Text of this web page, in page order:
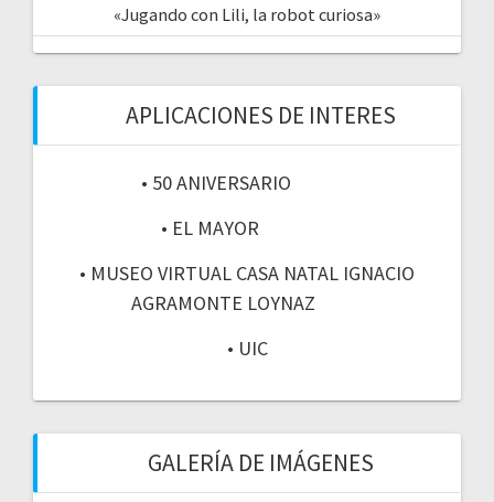
«Jugando con Lili, la robot curiosa»
APLICACIONES DE INTERES
• 50 ANIVERSARIO
• EL MAYOR
• MUSEO VIRTUAL CASA NATAL IGNACIO
AGRAMONTE LOYNAZ
• UIC
GALERÍA DE IMÁGENES